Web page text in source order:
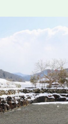
援制度
タビュー